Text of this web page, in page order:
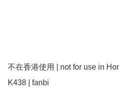
不在香港使用 | not for use in
K438 | fanbi